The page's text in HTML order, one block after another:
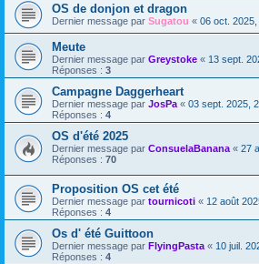
OS de donjon et dragon
Dernier message par Sugatou « 06 oct. 2025,
Meute
Dernier message par Greystoke « 13 sept.
Réponses : 3
Campagne Daggerheart
Dernier message par JosPa « 03 sept. 2025,
Réponses : 4
OS d'été 2025
Dernier message par ConsuelaBanana « 27
Réponses : 70
Proposition OS cet été
Dernier message par tournicoti « 12 août
Réponses : 4
Os d' été Guittoon
Dernier message par FlyingPasta« 10 juil.
Réponses : 4